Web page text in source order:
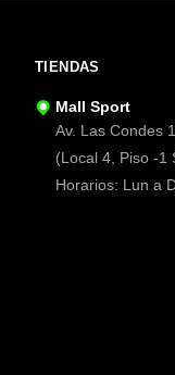
TIENDAS
Mall Sport
Av. Las Condes
(Local 4, Piso -1
Horarios: Lun a